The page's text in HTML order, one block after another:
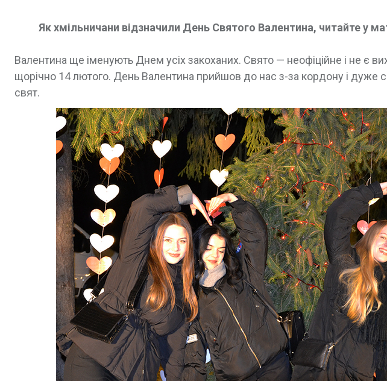
Як хмільничани відзначили День Святого Валентина, читайте у
Валентина ще іменують Днем усіх закоханих. Свято — неофіційне і не є
щорічно 14 лютого. День Валентина прийшов до нас з-за кордону і дуже
свят.